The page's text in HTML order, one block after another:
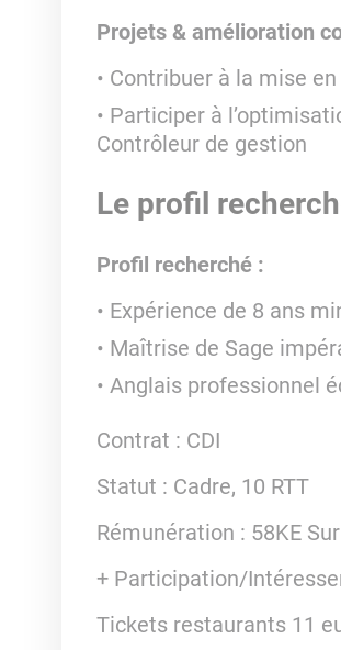
Projets & amélioration
Contribuer à la mise
Participer à
Contrôleur de gestion
Le profil
Profil recherché :
Expérience de 8 ans
Maîtrise de Sage
Anglais professionnel
Contrat : CDI
Statut : Cadre, 10 RTT
Rémunération : 58KE
+ Participation/
Tickets restaurants 11